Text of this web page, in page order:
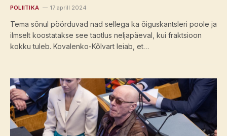
POLIITIKA 17 aprill 2024
Tema sõnul pöörduvad nad sellega ka õiguskantsleri poole ja
ilmselt koostatakse see taotlus neljapäeval, kui fraktsioon
kokku tuleb. Kovalenko-Kõlvart leiab, et…